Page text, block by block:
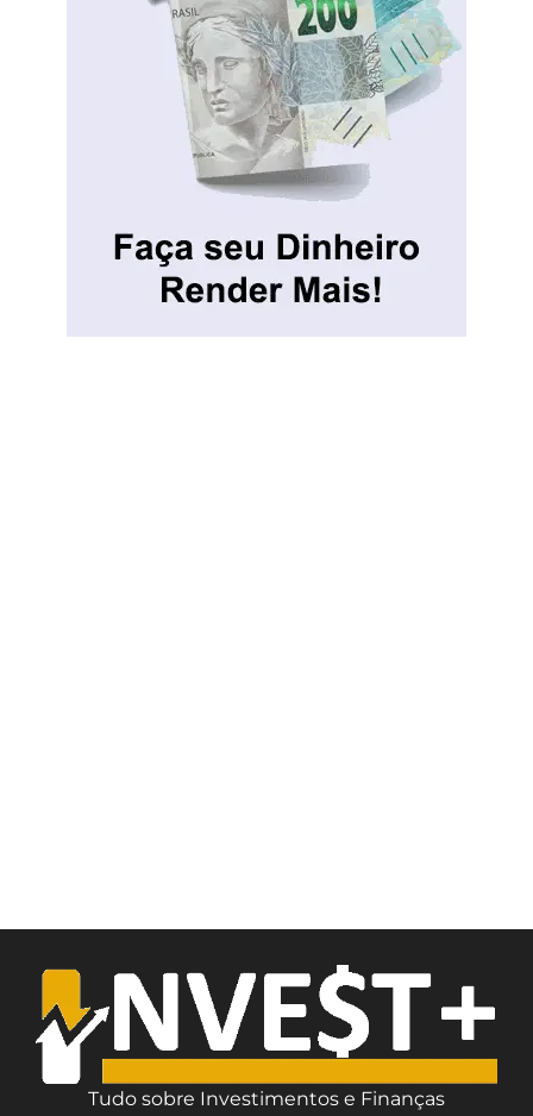
Tudo sobre Investimentos e Finanças